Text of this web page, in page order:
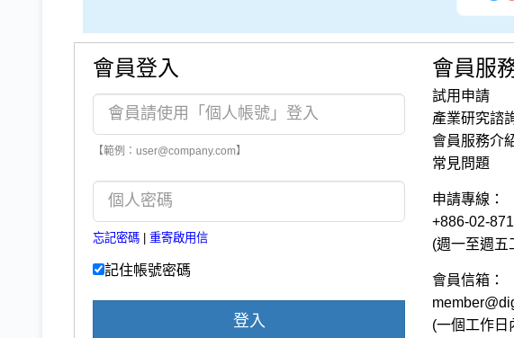
會員登入
【範例：user@company.com】
忘記密碼 | 重寄啟用信
記住帳號密碼
登入
會員服
試用申請
產業研究諮
會員服務介
常見問題
申請專線：
+886-02-
(週一至週五
會員信箱：
(一個工作日